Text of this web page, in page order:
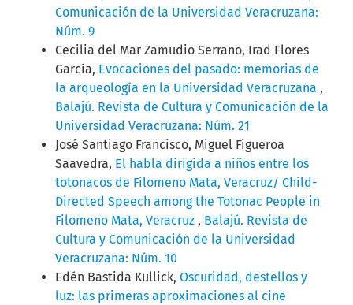
Comunicación de la Universidad Veracruzana:
Núm. 9
Cecilia del Mar Zamudio Serrano, Irad Flores
García, Evocaciones del pasado: memorias de
la arqueología en la Universidad Veracruzana ,
Balajú. Revista de Cultura y Comunicación de la
Universidad Veracruzana: Núm. 21
José Santiago Francisco, Miguel Figueroa
Saavedra, El habla dirigida a niños entre los
totonacos de Filomeno Mata, Veracruz/ Child-
Directed Speech among the Totonac People in
Filomeno Mata, Veracruz , Balajú. Revista de
Cultura y Comunicación de la Universidad
Veracruzana: Núm. 10
Edén Bastida Kullick, Oscuridad, destellos y
luz: las primeras aproximaciones al cine